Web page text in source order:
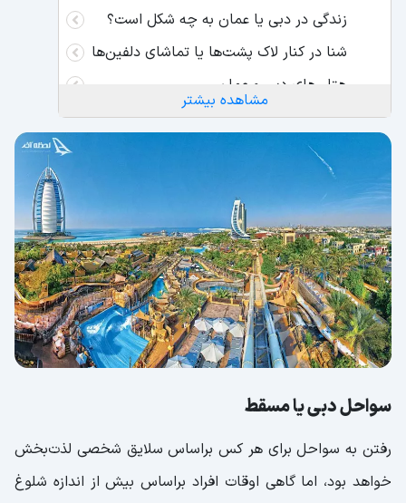
زندگی در دبی یا عمان به چه شکل است؟
شنا در کنار لاک‌ پشت‌ها یا تماشای دلفین‌ها
هتل های دبی و عمان
بازارها دبی و عمان
هزینه های روزانه در مسقط و دبی
هزینه حمل‌ونقل در عمان
میانگین قیمت اجاره خانه در دبی
میانگین قیمت اجاره خانه در عمان
میانگین قیمت مواد خوراکی در دبی
هزینه سفر به مسقط در مقایسه با دبی
مشاهده بیشتر
سواحل دبی یا مسقط
رفتن به سواحل برای هر کس براساس سلایق شخصی لذت‌بخش
خواهد بود، اما گاهی اوقات افراد براساس بیش از اندازه شلوغ